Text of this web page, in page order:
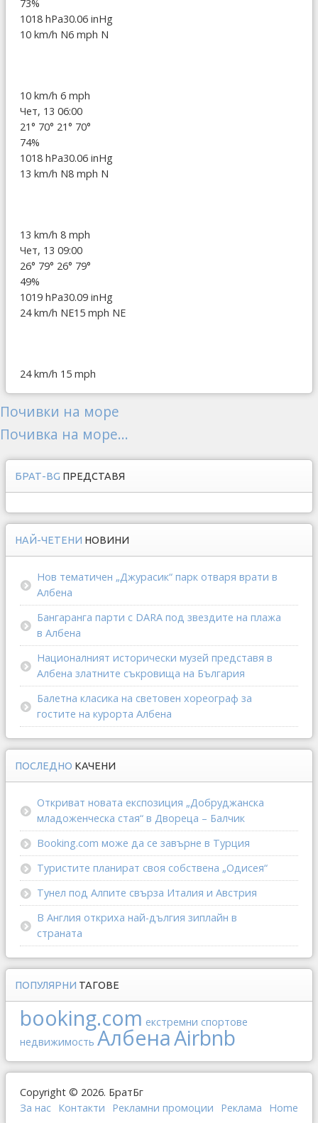
73%
1018 hPa30.06 inHg
10 km/h N6 mph N
10 km/h 6 mph
Чет, 13 06:00
21° 70° 21° 70°
74%
1018 hPa30.06 inHg
13 km/h N8 mph N
13 km/h 8 mph
Чет, 13 09:00
26° 79° 26° 79°
49%
1019 hPa30.09 inHg
24 km/h NE15 mph NE
24 km/h 15 mph
Почивки на море
Почивка на море...
БРАТ-BG ПРЕДСТАВЯ
НАЙ-ЧЕТЕНИ НОВИНИ
Нов тематичен „Джурасик“ парк отваря врати в
Албена
Бангаранга парти с DARA под звездите на плажа
в Албена
Националният исторически музей представя в
Албена златните съкровища на България
Балетна класика на световен хореограф за
гостите на курорта Албена
ПОСЛЕДНО КАЧЕНИ
Откриват новата експозиция „Добруджанска
младоженческа стая“ в Двореца – Балчик
Booking.com може да се завърне в Турция
Туристите планират своя собствена „Одисея“
Тунел под Алпите свърза Италия и Австрия
В Англия откриха най-дългия зиплайн в
страната
ПОПУЛЯРНИ ТАГОВЕ
booking.com екстремни спортове
недвижимость АлбенаAirbnb
Copyright © 2026. БратБг
За нас Контакти Рекламни промоции Реклама Home